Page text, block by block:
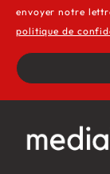
envoyer notre
politique de